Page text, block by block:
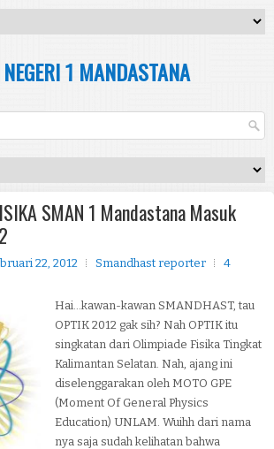
1 MANDASTANA
SMAN 1 Mandastana Masuk
22, 2012 Smandhast reporter
4
Hai...kawan-kawan SMANDHAST, tau
OPTIK 2012 gak sih? Nah OPTIK itu
singkatan dari Olimpiade Fisika Tingkat
Kalimantan Selatan. Nah, ajang ini
diselenggarakan oleh MOTO GPE
(Moment Of General Physics
Education) UNLAM. Wuihh dari nama
nya saja sudah kelihatan bahwa